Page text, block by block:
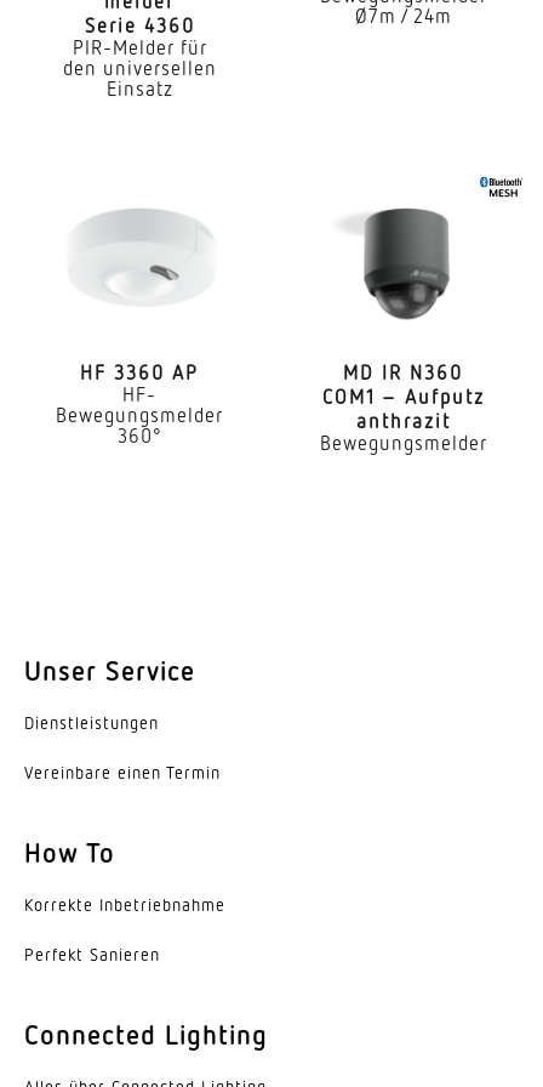
Innenbereich
Anwendung, Raum
Produktionsbereich Aufenthaltsraum Umkleide
Montageort
Unterputz
Montagehöhe
2,50 – 4,00 m
Mit Bewegungsmelder
Öffnungswinkel
Ja
Ja
Serie 4360
PIR-Melder für
den universellen
Einsatz
Ø7m / 24m
HF 3360 AP
HF-
Bewegungsmelder
360°
MD IR N360
COM1 – Aufputz
anthrazit
Bewegungsmelder
Unser Service
Dienst­leis­tungen
Vereinbare einen Termin
How To
Korrekte Inbe­trieb­nahme
Perfekt Sanieren
Connected Lighting